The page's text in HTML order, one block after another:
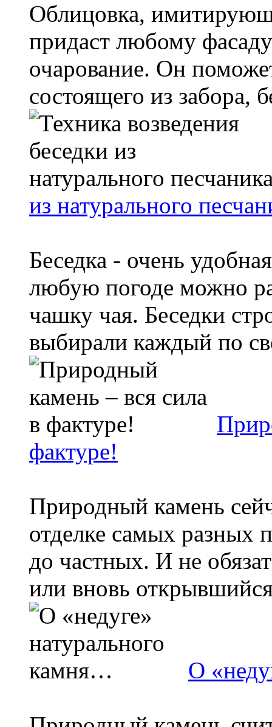
Облицовка,
придаст любому
очарование. Он
состоящего из забора,
из натурального
Беседка - очень
любую погоде можно
чашку чая. Беседки
выбирали каждый по
фактуре!
Природный камень
отделке самых
до частных. И не
или вновь
О